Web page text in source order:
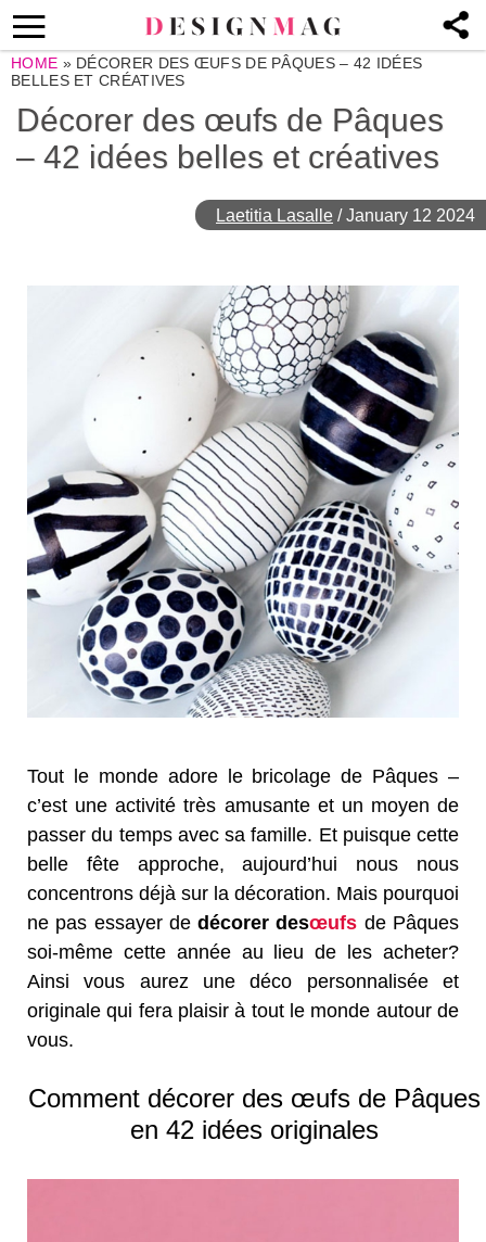
HOME » DÉCORER DES ŒUFS DE PÂQUES – 42 IDÉES
BELLES ET CRÉATIVES
Décorer des œufs de Pâques
– 42 idées belles et créatives
Laetitia Lasalle /January 12 2024
Tout le monde adore le bricolage de Pâques –
c’est une activité très amusante et un moyen de
passer du temps avec sa famille. Et puisque cette
belle fête approche, aujourd’hui nous nous
concentrons déjà sur la décoration. Mais pourquoi
ne pas essayer dedécorer desœufs de Pâques
soi-même cette année au lieu de les acheter?
Ainsi vous aurez une déco personnalisée et
originale qui fera plaisir à tout le monde autour de
vous.
Comment décorer des œufs de Pâques
en 42 idées originales